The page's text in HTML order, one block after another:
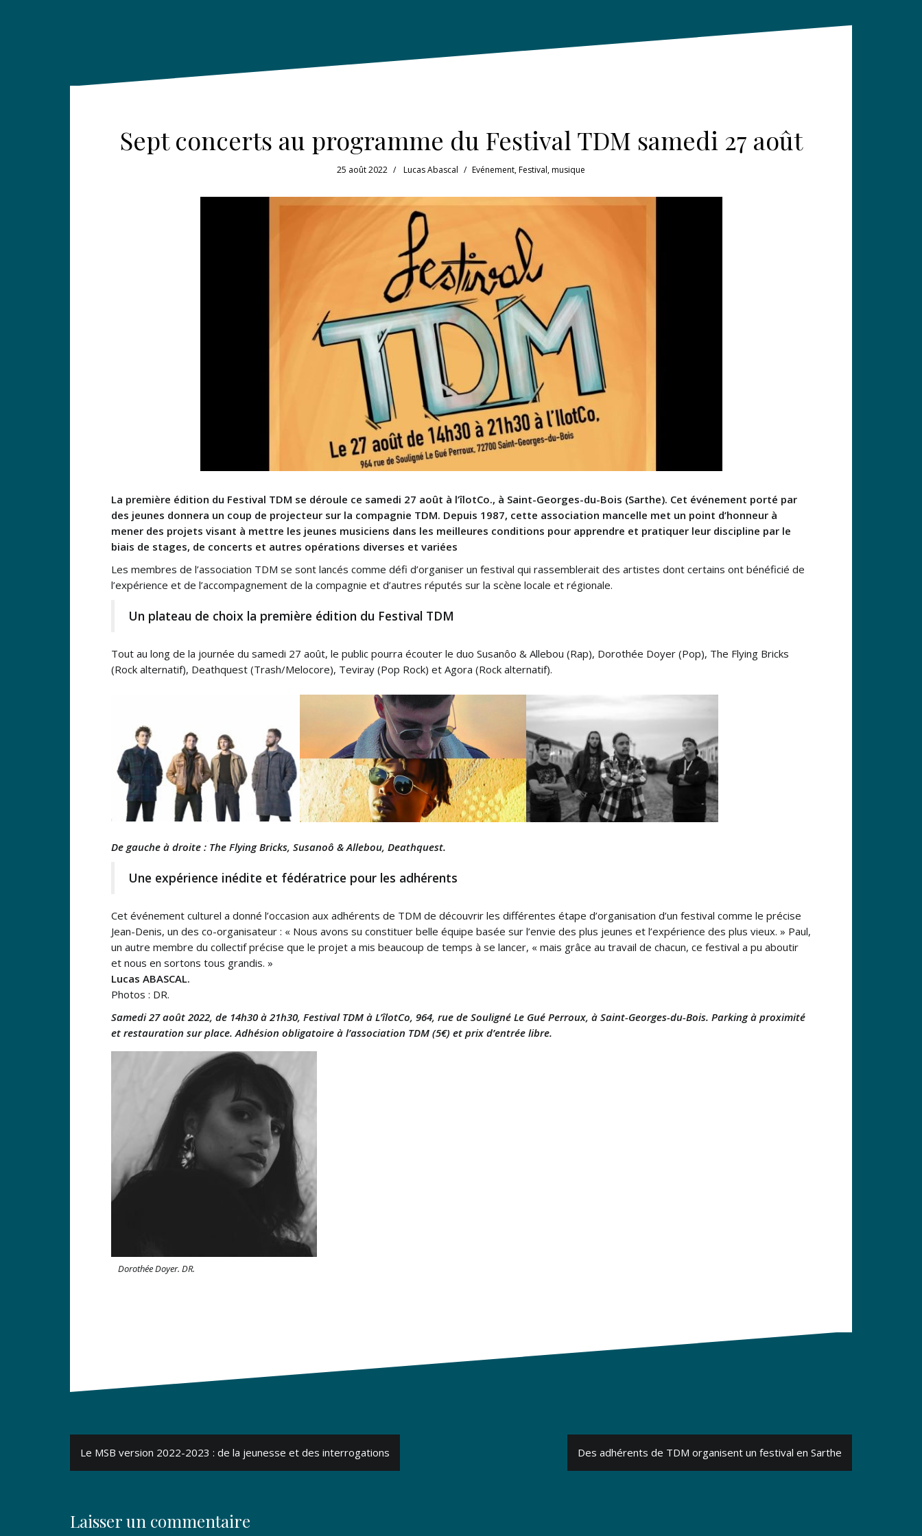
Sept concerts au programme du Festival TDM samedi 27 août
25 août 2022 Lucas Abascal Evénement,Festival,musique
La première édition du Festival TDM se déroule ce samedi 27 août à l’îlotCo., à Saint-Georges-du-Bois (Sarthe). Cet événement porté par
des jeunes donnera un coup de projecteur sur la compagnie TDM. Depuis 1987, cette association mancelle met un point d’honneur à
mener des projets visant à mettre les jeunes musiciens dans les meilleures conditions pour apprendre et pratiquer leur discipline par le
biais de stages, de concerts et autres opérations diverses et variées
Les membres de l’association TDM se sont lancés comme défi d’organiser un festival qui rassemblerait des artistes dont certains ont bénéficié de
l’expérience et de l’accompagnement de la compagnie et d’autres réputés sur la scène locale et régionale.
Un plateau de choix la première édition du Festival TDM
Tout au long de la journée du samedi 27 août, le public pourra écouter le duo Susanôo & Allebou (Rap), Dorothée Doyer (Pop), The Flying Bricks
(Rock alternatif), Deathquest (Trash/Melocore), Teviray (Pop Rock) et Agora (Rock alternatif).
De gauche à droite : The Flying Bricks, Susanoô & Allebou, Deathquest.
Une expérience inédite et fédératrice pour les adhérents
Cet événement culturel a donné l’occasion aux adhérents de TDM de découvrir les différentes étape d’organisation d’un festival comme le précise
Jean-Denis, un des co-organisateur : « Nous avons su constituer belle équipe basée sur l’envie des plus jeunes et l’expérience des plus vieux. » Paul,
un autre membre du collectif précise que le projet a mis beaucoup de temps à se lancer, « mais grâce au travail de chacun, ce festival a pu aboutir
et nous en sortons tous grandis. »
Lucas ABASCAL.
Photos : DR.
Samedi 27 août 2022, de 14h30 à 21h30, Festival TDM à L’îlotCo, 964, rue de Souligné Le Gué Perroux, à Saint-Georges-du-Bois. Parking à proximité
et restauration sur place. Adhésion obligatoire à l’association TDM (5€) et prix d’entrée libre.
Dorothée Doyer. DR.
Navigation
de
Le MSB version 2022-2023 : de la jeunesse et des interrogations Des adhérents de TDM organisent un festival en Sarthe
Laisser un commentaire